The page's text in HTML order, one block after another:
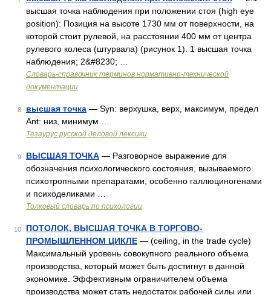
высшая точка наблюдения при положении стоя (high eye
position): Позиция на высоте 1730 мм от поверхности, на
которой стоит рулевой, на расстоянии 400 мм от центра
рулевого колеса (штурвала) (рисунок 1). 1 высшая точка
наблюдения; 2&#8230; …
Словарь-справочник терминов нормативно-технической
документации
8 высшая точка — Syn: верхушка, верх, максимум, предел
Ant: низ, минимум …
Тезаурус русской деловой лексики
9 ВЫСШАЯ ТОЧКА — Разговорное выражение для
обозначения психологического состояния, вызываемого
психотропными препаратами, особенно галлюциногенами
и психоделиками …
Толковый словарь по психологии
10
ПОТОЛОК, ВЫСШАЯ ТОЧКА В ТОРГОВО-
ПРОМЫШЛЕННОМ ЦИКЛЕ — (ceiling, in the trade cycle)
Максимальный уровень совокупного реального объема
производства, который может быть достигнут в данной
экономике. Эффективным ограничителем объема
производства может стать недостаток рабочей силы или